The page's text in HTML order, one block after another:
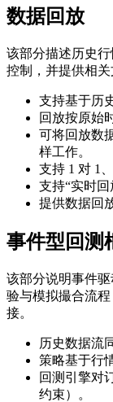
数据回放
该部分描述历史
控制，并提供相关
支持基于历
回放按原始
可将回放数
样工作。
支持 1 对 1
支持“实时回
提供数据回
事件型回测
该部分说明事件
验与模拟撮合流
接。
历史数据流
策略基于行
回测引擎对
约束）。